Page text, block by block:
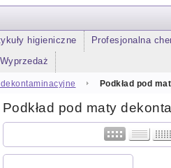
higieniczne Profesjonalna
Wyprzedaż
dekontaminacyjne Podkład pod
Podkład pod maty